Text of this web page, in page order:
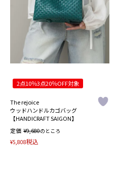
2点10％3点20％OFF対象
The rejoice
ウッドハンドルカゴバッグ
【HANDICRAFT SAIGON】
定価 ¥9,680のところ
¥5,808税込